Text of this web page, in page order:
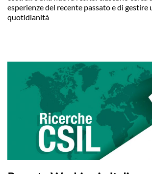
esperienze del recente passato e di gestire
quotidianità